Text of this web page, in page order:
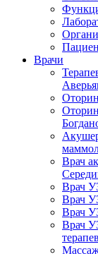
Врачи
Врач
Врач
Врач
Врач
Врач